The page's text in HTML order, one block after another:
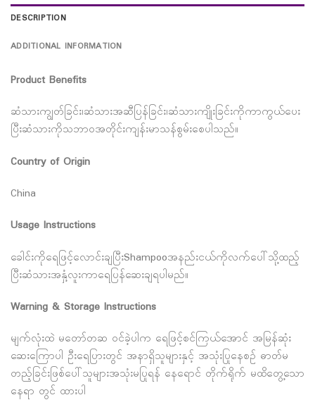
DESCRIPTION
ADDITIONAL INFORMATION
Product Benefits
ဆံသားကျွတ်ခြင်း၊ဆံသားအဆီပြန်ခြင်း၊ဆံသားကျိုးခြင်းကိုကာကွယ်ပေး
ပြီးဆံသားကိုသဘာ၀အတိုင်းကျန်းမာသန်စွမ်းစေပါသည်။
Country of Origin
China
Usage Instructions
ခေါင်းကိုရေဖြင့်လောင်းချပြီးShampooအနည်းငယ်ကိုလက်ပေါ်သို့ထည့်
ပြီးဆံသားအနှံ့လူးကာရေပြန်ဆေးချရပါမည်။
Warning & Storage Instructions
မျက်လုံးထဲ မတော်တဆ ဝင်ခဲ့ပါက ရေဖြင့်စင်ကြယ်အောင် အမြန်ဆုံး
ဆေးကြောပါ ဦးရေပြားတွင် အနာရှိသူများနှင့် အသုံးပြုနေစဉ် ဓာတ်မ
တည့်ခြင်းဖြစ်ပေါ်သူများအသုံးမပြုရန် နေရောင် တိုက်ရိုက် မထိတွေ့သော
နေရာ တွင် ထားပါ